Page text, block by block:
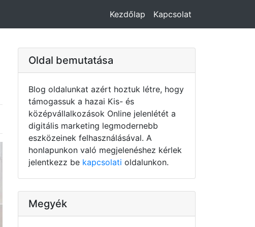
Kezdőlap Kapcsolat
Oldal bemutatása
Blog oldalunkat azért hoztuk létre, hogy
támogassuk a hazai Kis- és
középvállalkozások Online jelenlétét a
digitális marketing legmodernebb
eszközeinek felhasználásával. A
honlapunkon való megjelenéshez kérlek
jelentkezz be kapcsolati oldalunkon.
Megyék